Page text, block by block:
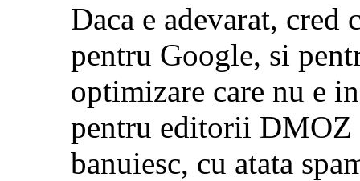
Daca e adevarat, cred
pentru Google, si
optimizare care nu e
pentru editorii DMOZ
banuiesc, cu atata